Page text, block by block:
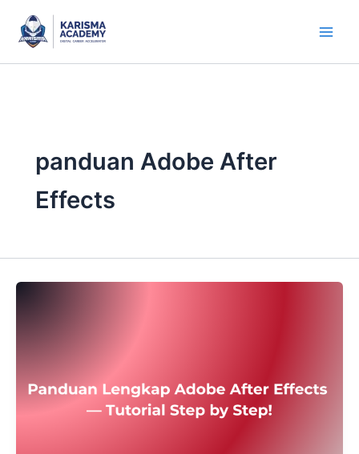
content
panduan Adobe After
Effects